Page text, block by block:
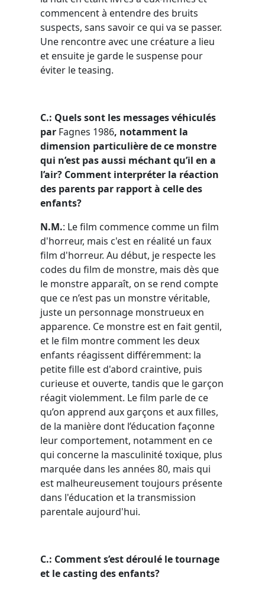
commencent à entendre des bruits
suspects, sans savoir ce qui va se passer.
Une rencontre avec une créature a lieu
et ensuite je garde le suspense pour
éviter le teasing.
C.: Quels sont les messages véhiculés
par Fagnes 1986, notamment la
dimension particulière de ce monstre
qui n’est pas aussi méchant qu’il en a
l’air? Comment interpréter la réaction
des parents par rapport à celle des
enfants?
N.M.: Le film commence comme un film
d'horreur, mais c'est en réalité un faux
film d'horreur. Au début, je respecte les
codes du film de monstre, mais dès que
le monstre apparaît, on se rend compte
que ce n’est pas un monstre véritable,
juste un personnage monstrueux en
apparence. Ce monstre est en fait gentil,
et le film montre comment les deux
enfants réagissent différemment: la
petite fille est d'abord craintive, puis
curieuse et ouverte, tandis que le garçon
réagit violemment. Le film parle de ce
qu’on apprend aux garçons et aux filles,
de la manière dont l’éducation façonne
leur comportement, notamment en ce
qui concerne la masculinité toxique, plus
marquée dans les années 80, mais qui
est malheureusement toujours présente
dans l'éducation et la transmission
parentale aujourd'hui.
C.: Comment s’est déroulé le tournage
et le casting des enfants?